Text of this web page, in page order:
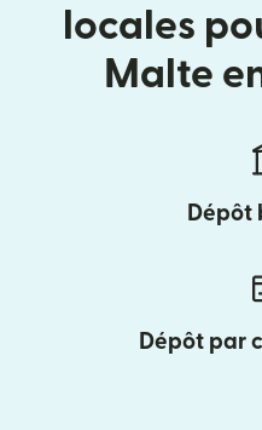
locales
Malte
Dépôt
Dépôt par